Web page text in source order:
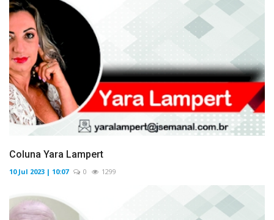
Coluna Yara Lampert
10 Jul 2023 | 10:07 0 1299